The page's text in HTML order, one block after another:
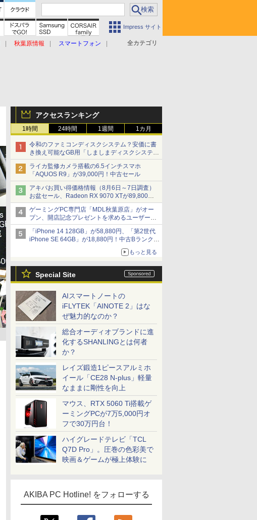
Impress サイト
全カテゴリ
秋葉原情報
スマートフォン
アクセスランキング
1時間 24時間 1週間 1カ月
令和のファミコンディスクシステム？安価に書
き換え可能なGB用「しましまディスクシステ
ム」
ライカ監修カメラ搭載の6.5インチスマホ
「AQUOS R9」が39,000円！中古セール
アキバお買い得価格情報（8月6日～7日調査）
お盆セール、Radeon RX 9070 XTが89,800
円、水平周波数24.8kHz対応の17型モニターが
9,801円、暑さ指数連動セール ほか
ゲーミングPC専門店「MDL秋葉原店」がオー
プン、開店記念プレゼントを求めるユーザーが
押し寄せ長蛇の列に
「iPhone 14 128GB」が58,880円、「第2世代
iPhone SE 64GB」が18,880円！中古Bランク品
もっと見る
Special Site
AIスマートノートの
iFLYTEK「AINOTE 2」はな
ぜ魅力的なのか？
総合オーディオブランドに進
化するSHANLINGとは何者
か？
レイズ鍛造1ピースアルミホ
イール「CE28 N-plus」軽量
なままに剛性を向上
マウス、RTX 5060 Ti搭載ゲ
ーミングPCが7万5,000円オ
フで30万円台！
ハイグレードテレビ「TCL
Q7D Pro」。圧巻の色彩美で
映画＆ゲームが極上体験に
AKIBA PC Hotline! をフォローする